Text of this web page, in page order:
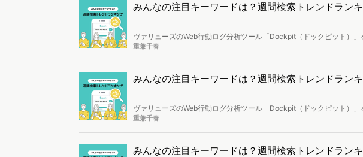
みんなの注目キーワードは？週間検索トレンドラ
ヴァリューズのWeb行動ログ分析ツール「Dockpit（ドックピット）
し、トレンドになっているキーワードを取り上げます。
重兼千春
みんなの注目キーワードは？週間検索トレンドラ
ヴァリューズのWeb行動ログ分析ツール「Dockpit（ドックピット）
し、トレンドになっているキーワードを取り上げます。
重兼千春
みんなの注目キーワードは？週間検索トレンドラン